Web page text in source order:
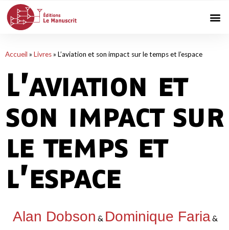
Accueil » Livres» L’aviation et son impact sur le temps et l’espace
L’aviation et
son impact sur
le temps et
l’espace
Alan Dobson & Dominique Faria&